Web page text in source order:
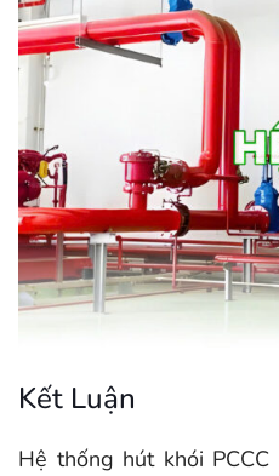
Kết Luận
Hệ thống hút khói